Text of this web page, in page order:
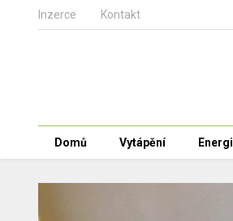
Inzerce Kontakt
Domů Vytápění